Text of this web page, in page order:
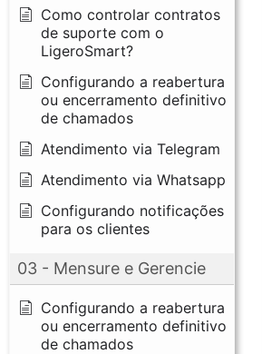
Como controlar contratos
de suporte com o
LigeroSmart?
Configurando a reabertura
ou encerramento definitivo
de chamados
Atendimento via Telegram
Atendimento via Whatsapp
Configurando notificações
para os clientes
03 - Mensure e Gerencie
Configurando a reabertura
ou encerramento definitivo
de chamados